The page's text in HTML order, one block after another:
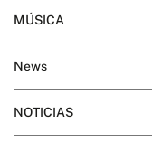
MÚSICA
News
NOTICIAS